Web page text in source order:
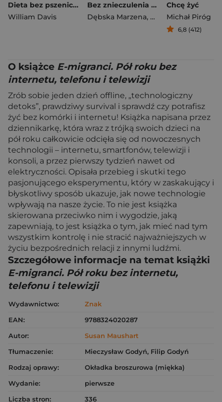
Dieta bez pszenicy. Jak pozbyć się pszennego brzucha i być zdrowym
William Davis
Bez znieczulenia Jak powstaje człowiek
Dębska Marzena, Dębski Romuald
Chcę żyć
Michał Piróg
6,8 (412)
O książce E-migranci. Pół roku bez
internetu, telefonu i telewizji
Zrób sobie jeden dzień offline, „technologiczny
detoks”, prawdziwy survival i sprawdź czy potrafisz
żyć bez komórki i internetu! Książka napisana przez
dziennikarkę, która wraz z trójką swoich dzieci na
pół roku całkowicie odcięła się od nowoczesnych
technologii – internetu, smartfonów, telewizji i
konsoli, a przez pierwszy tydzień nawet od
elektryczności. Opisała przebieg i skutki tego
pasjonującego eksperymentu, który w zaskakujący i
błyskotliwy sposób ukazuje, jak nowe technologie
wpływają na nasze życie. To nie jest książka
skierowana przeciwko nim i wygodzie, jaką
zapewniają, to jest książka o tym, jak mieć nad tym
wszystkim kontrolę i nie stracić najważniejszych w
życiu bezpośrednich relacji z innymi ludźmi.
Szczegółowe informacje na temat książki
E-migranci. Pół roku bez internetu,
telefonu i telewizji
Wydawnictwo:
Znak
EAN:
9788324020287
Autor:
Susan Maushart
Tłumaczenie:
Mieczysław Godyń, Filip Godyń
Rodzaj oprawy:
Okładka broszurowa (miękka)
Wydanie:
pierwsze
Liczba stron:
336